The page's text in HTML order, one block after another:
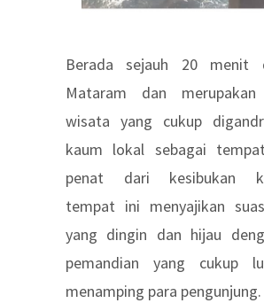
Berada sejauh 20 menit
Mataram dan merupakan
wisata yang cukup
kaum lokal sebagai
penat dari kesibukan
tempat ini menyajikan
yang dingin dan hijau
pemandian yang cukup
menamping para pengunjung.